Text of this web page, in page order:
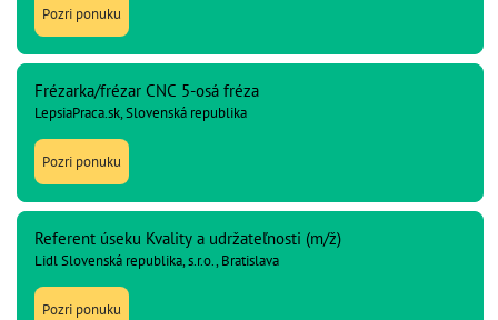
Pozri ponuku
Frézarka/frézar CNC 5-osá fréza
LepsiaPraca.sk, Slovenská republika
Pozri ponuku
Referent úseku Kvality a udržateľnosti (m/ž)
Lidl Slovenská republika, s.r.o., Bratislava
Pozri ponuku